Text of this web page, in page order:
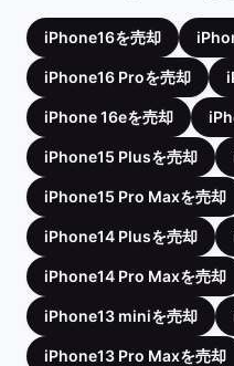
iPhone16を売却
iPhone16 Proを売却
iPhone 16eを売却
iPhone15 Plusを売却
iPhone15 Pro Maxを売却
iPhone14 Plusを売却
iPhone14 Pro Maxを売却
iPhone13 miniを売却
iPhone13 Pro Maxを売却